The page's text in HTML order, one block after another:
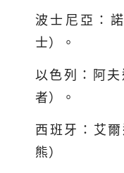
波士尼亞：
士）。
以色列：阿
者）。
西班牙：艾
熊）